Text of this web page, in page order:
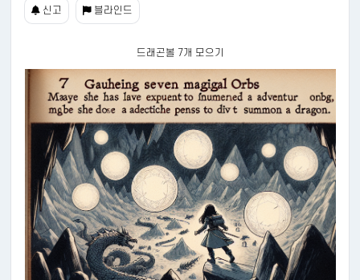
신고 블라인드
드래곤볼 7개 모으기